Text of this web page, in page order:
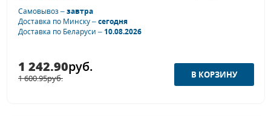
Самовывоз –завтра
Доставка по Минску –сегодня
Доставка по Беларуси –10.08.2026
1 242.90руб.
1 600.95руб.